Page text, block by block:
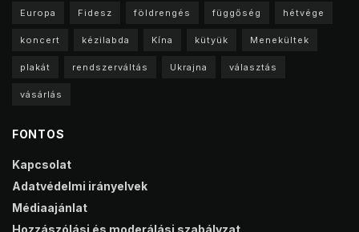
Europa Fidesz földrengés függőség hétvége
koncert kézilabda Kína kütyük Menekültek
plakát rendszerváltás Ukrajna választás
vásárlás
FONTOS
Kapcsolat
Adatvédelmi irányelvek
Médiaajánlat
Hozzászólási és moderálási szabályzat